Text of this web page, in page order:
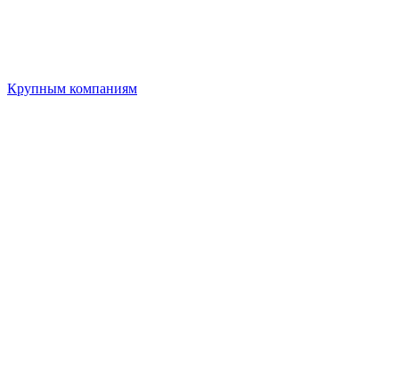
Крупным компаниям